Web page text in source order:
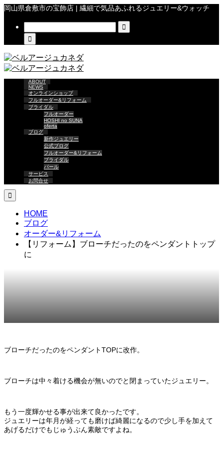
岡山県倉敷市の宝飾店 | 繊細で気品あふれるジュエリー&ウォッチ


ABOUT
NEWS
オンラインショップ
フルオーダー&リフォーム
ブライダル
フルオーダー
HOSHI no SUNA
oferta
ブログ
新作ジュエリー
公式ブログ
フルオーダー&リフォーム
ブライダル
パール
サービス
お問合せ

HOME
ブログ
オーダー&リフォーム
【リフォーム】ブローチだったのをペンダントトップ
に
ブローチだったのをペンダントTOPに改作。
ブローチは中々着ける機会が無いのでと閉まっていたジュエリー。
もう一度輝かせる事が出来て良かったです。
ジュエリーは年月が経っても磨けば綺麗になるので少し手を加えて
あげるだけでもじゅうぶん素敵ですよね。